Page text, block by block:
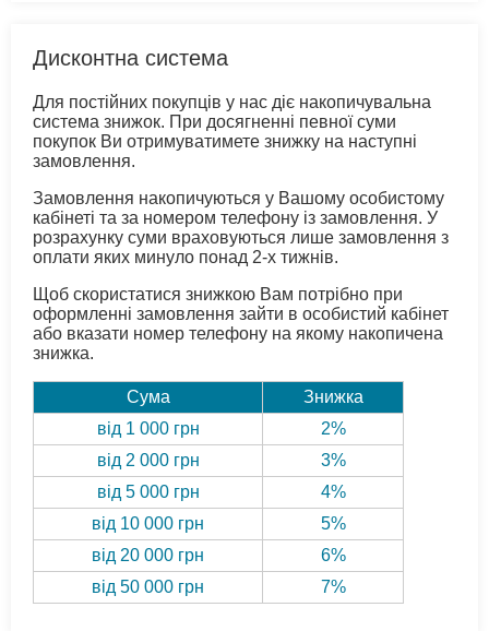
Дисконтна система
Для постійних покупців у нас діє накопичувальна
система знижок. При досягненні певної суми
покупок Ви отримуватимете знижку на наступні
замовлення.
Замовлення накопичуються у Вашому особистому
кабінеті та за номером телефону із замовлення. У
розрахунку суми враховуються лише замовлення з
оплати яких минуло понад 2-х тижнів.
Щоб скористатися знижкою Вам потрібно при
оформленні замовлення зайти в особистий кабінет
або вказати номер телефону на якому накопичена
знижка.
Сума
Знижка
від 1 000 грн
2%
від 2 000 грн
3%
від 5 000 грн
4%
від 10 000 грн
5%
від 20 000 грн
6%
від 50 000 грн
7%